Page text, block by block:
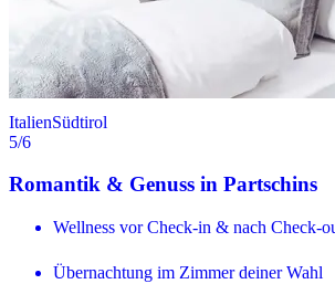
ItalienSüdtirol
5/6
Romantik & Genuss in Partschins
Wellness vor Check-in & nach Check-
Übernachtung im Zimmer deiner Wahl